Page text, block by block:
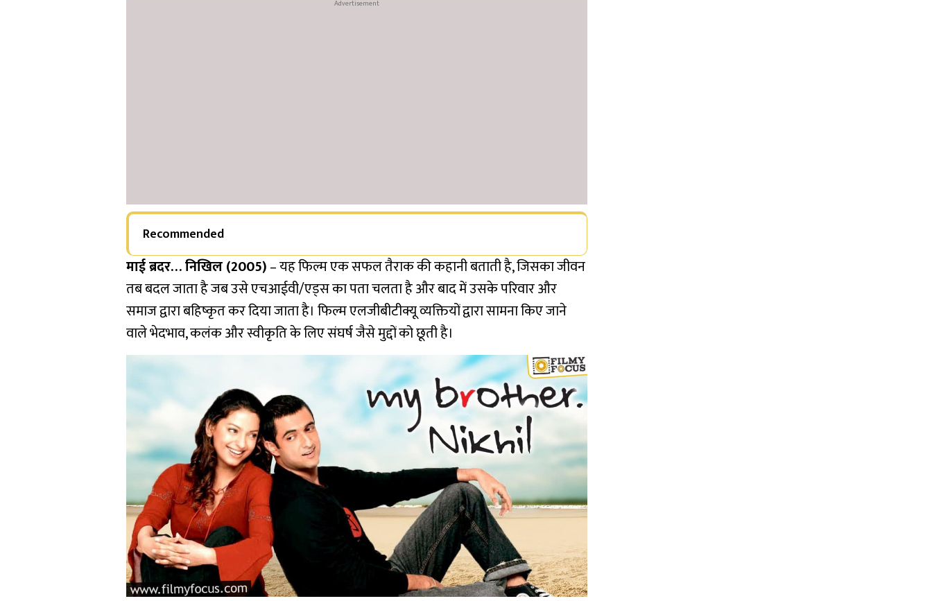
Recommended
माई ब्रदर… निखिल (2005)– यह फिल्म एक सफल तैराक की कहानी बताती है, जिसका जीवन
तब बदल जाता है जब उसे एचआईवी/एड्स का पता चलता है और बाद में उसके परिवार और
समाज द्वारा बहिष्कृत कर दिया जाता है। फिल्म एलजीबीटीक्यू व्यक्तियों द्वारा सामना किए जाने
वाले भेदभाव, कलंक और स्वीकृति के लिए संघर्ष जैसे मुद्दों को छूती है।